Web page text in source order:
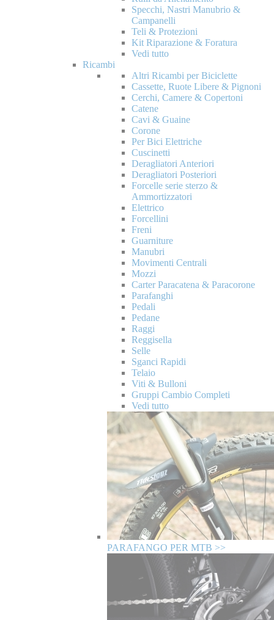
Specchi, Nastri Manubrio &
Campanelli
Teli & Protezioni
Kit Riparazione & Foratura
Vedi tutto
Ricambi
Altri Ricambi per Biciclette
Cassette, Ruote Libere & Pignoni
Cerchi, Camere & Copertoni
Catene
Cavi & Guaine
Corone
Per Bici Elettriche
Cuscinetti
Deragliatori Anteriori
Deragliatori Posteriori
Forcelle serie sterzo &
Ammortizzatori
Elettrico
Forcellini
Freni
Guarniture
Manubri
Movimenti Centrali
Mozzi
Carter Paracatena & Paracorone
Parafanghi
Pedali
Pedane
Raggi
Reggisella
Selle
Sganci Rapidi
Telaio
Viti & Bulloni
Gruppi Cambio Completi
Vedi tutto
PARAFANGO PER MTB >>